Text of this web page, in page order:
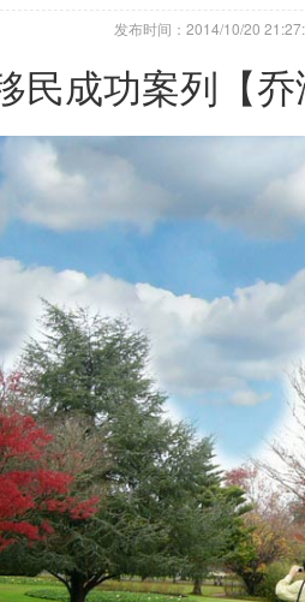
发布时间：2014/10/20
民成功案列【